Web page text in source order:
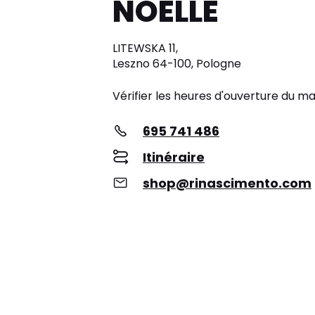
NOELLE
LITEWSKA 11,
Leszno 64-100, Pologne
Vérifier les heures d'ouverture du
695 741 486
Itinéraire
shop@rinascimento.com